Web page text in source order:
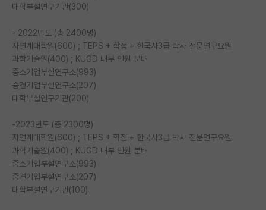
석박사 채용 정보 게시판
임용 정보 게시판
학부 인턴 게시판
취업 게시판
임용 후기 게시판
PI 전용 게시판
인문사회 계열 게시판
특수/전문대학원 게시판
대학부설연구기관(300)
- 2022년도 (총 2400명)
자연계대학원(600) ; TEPS + 학점 + 한국사3급 박사 전문연구요원
과학기술원(400) ; KUGD 내부 인원 분배
중소기업부설연구소(993)
중견기업부설연구소(207)
대학부설연구기관(200)
-2023년도 (총 2300명)
자연계대학원(600) ; TEPS + 학점 + 한국사3급 박사 전문연구요원
과학기술원(400) ; KUGD 내부 인원 분배
중소기업부설연구소(993)
중견기업부설연구소(207)
대학부설연구기관(100)